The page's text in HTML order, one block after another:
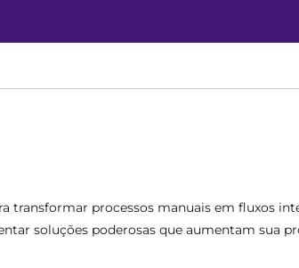
transformar processos manuais em fluxos
soluções poderosas que aumentam sua